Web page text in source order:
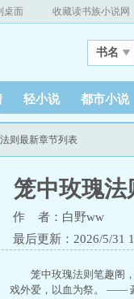
桌面 收藏读书族小说网
书名
轻小说 都市小说
则最新章节列表
笼中玫瑰法
作 者：白野ww
最后更新：2026/5/31
笼中玫瑰法则笔趣阁
戏外爱，以血为祭。 ——